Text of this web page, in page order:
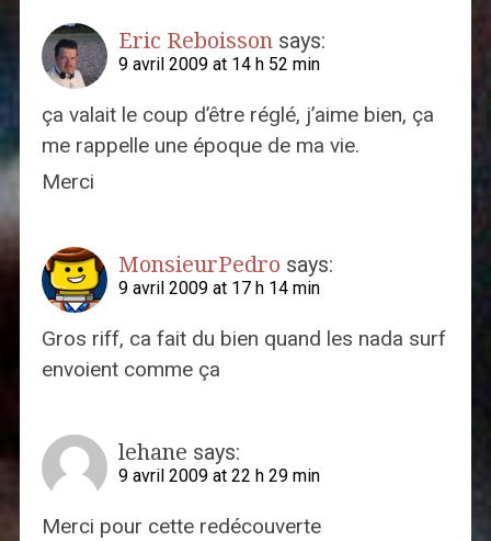
Eric Reboisson says:
9 avril 2009 at 14 h 52 min
ça valait le coup d’être réglé, j’aime bien, ça
me rappelle une époque de ma vie.
Merci
MonsieurPedro says:
9 avril 2009 at 17 h 14 min
Gros riff, ca fait du bien quand les nada surf
envoient comme ça
lehane says:
9 avril 2009 at 22 h 29 min
Merci pour cette redécouverte